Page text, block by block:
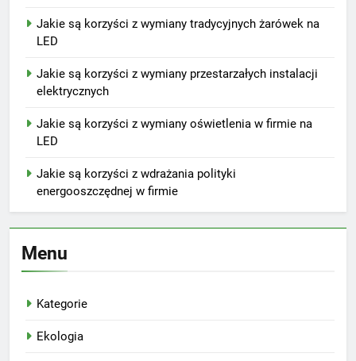
Jakie są korzyści z wymiany tradycyjnych żarówek na
LED
Jakie są korzyści z wymiany przestarzałych instalacji
elektrycznych
Jakie są korzyści z wymiany oświetlenia w firmie na
LED
Jakie są korzyści z wdrażania polityki
energooszczędnej w firmie
Menu
Kategorie
Ekologia